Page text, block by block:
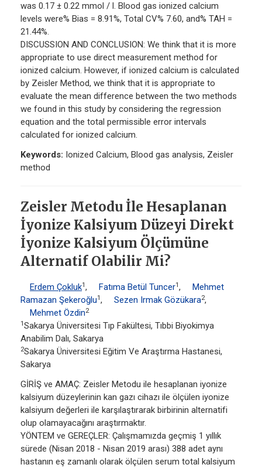
was 0.17 ± 0.22 mmol / l. Blood gas ionized calcium
levels were% Bias = 8.91%, Total CV% 7.60, and% TAH =
21.44%.
DISCUSSION AND CONCLUSION: We think that it is more
appropriate to use direct measurement method for
ionized calcium. However, if ionized calcium is calculated
by Zeisler Method, we think that it is appropriate to
evaluate the mean difference between the two methods
we found in this study by considering the regression
equation and the total permissible error intervals
calculated for ionized calcium.
Keywords: Ionized Calcium, Blood gas analysis, Zeisler
method
Zeisler Metodu İle Hesaplanan
İyonize Kalsiyum Düzeyi Direkt
İyonize Kalsiyum Ölçümüne
Alternatif Olabilir Mi?
Erdem Çokluk1, Fatıma Betül Tuncer1,
Mehmet
Ramazan Şekeroğlu1, Sezen Irmak Gözükara2,
Mehmet Özdin2
1Sakarya Üniversitesi Tıp Fakültesi, Tıbbi Biyokimya
Anabilim Dalı, Sakarya
2Sakarya Üniversitesi Eğitim Ve Araştırma Hastanesi,
Sakarya
GİRİŞ ve AMAÇ: Zeisler Metodu ile hesaplanan iyonize
kalsiyum düzeylerinin kan gazı cihazı ile ölçülen iyonize
kalsiyum değerleri ile karşılaştırarak birbirinin alternatifi
olup olamayacağını araştırmaktır.
YÖNTEM ve GEREÇLER: Çalışmamızda geçmiş 1 yıllık
sürede (Nisan 2018 - Nisan 2019 arası) 388 adet aynı
hastanın eş zamanlı olarak ölçülen serum total kalsiyum